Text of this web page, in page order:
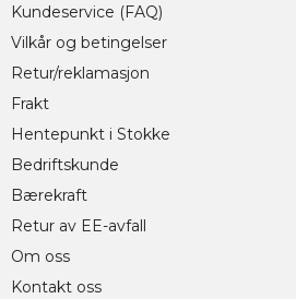
Kundeservice (FAQ)
Vilkår og betingelser
Retur/reklamasjon
Frakt
Hentepunkt i Stokke
Bedriftskunde
Bærekraft
Retur av EE-avfall
Om oss
Kontakt oss